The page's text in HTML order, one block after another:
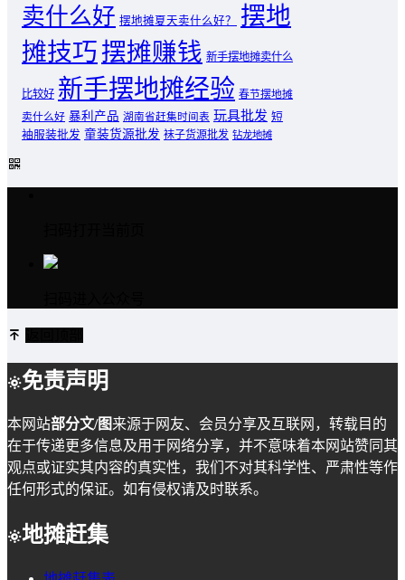
卖什么好 摆地摊夏天卖什么好？
摆地
摊技巧摆摊赚钱 新手摆地摊卖什么
比较好 新手摆地摊经验 春节摆地摊
卖什么好 暴利产品 湖南省赶集时间表 玩具批发 短
袖服装批发 童装货源批发 袜子货源批发 钻龙地摊
免责声明
本网站部分文/图来源于网友、会员分享及互联网，转载目的
在于传递更多信息及用于网络分享，并不意味着本网站赞同其
观点或证实其内容的真实性，我们不对其科学性、严肃性等作
任何形式的保证。如有侵权请及时联系。
地摊赶集